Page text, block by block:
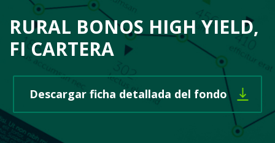
RURAL BONOS HIGH YIELD,
FI CARTERA
Descargar ficha detallada del fondoSe abre